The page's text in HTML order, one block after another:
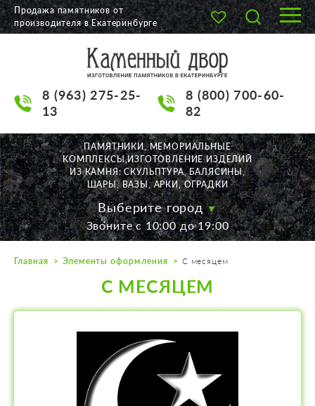
О КОМПАНИИ
НАШИ РАБОТЫ
АКЦИИ
ДОСТАВКА
КОНТАКТЫ
K2532513@yandex.ru
Пн. — Пт. с 10:00 до 19:00
Воскресенье по договор.
Продажа памятников от
производителя в Екатеринбурге
8 (963) 275-25-
13
8 (800) 700-60-
82
ПАМЯТНИКИ, МЕМОРИАЛЬНЫЕ
КОМПЛЕКСЫ,ИЗГОТОВЛЕНИЕ ИЗДЕЛИЙ
ИЗ КАМНЯ: СКУЛЬПТУРА, БАЛЯСИНЫ,
ШАРЫ, ВАЗЫ, АРКИ, ОГРАДКИ
Выберите город
Звоните с 10:00 до 19:00
Главная Элементы оформления С месяцем
С МЕСЯЦЕМ